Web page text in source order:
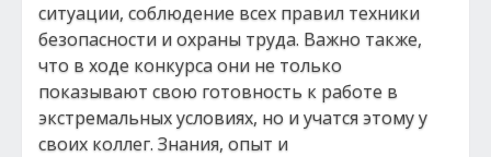
ситуации, соблюдение всех правил техники
безопасности и охраны труда. Важно также,
что в ходе конкурса они не только
показывают свою готовность к работе в
экстремальных условиях, но и учатся этому у
своих коллег. Знания, опыт и